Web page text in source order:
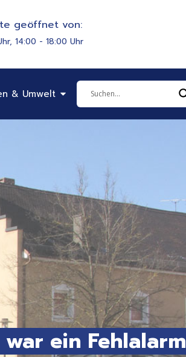
geöffnet von:
14:00 - 18:00 Uhr
& Soziales
& Umwelt Öffne Bauen & Umwelt
war ein Fehlalarm